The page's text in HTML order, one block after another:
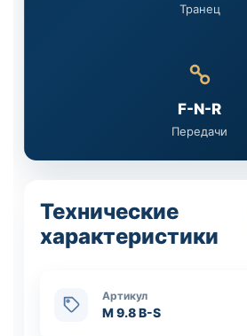
Транец
F-N-R
Передачи
Технические
характеристики
Артикул
M 9.8 B-S